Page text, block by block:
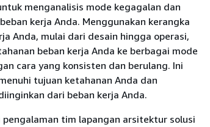
menganalisis mode kegagalan dan
kerja Anda. Menggunakan kerangka
Anda, mulai dari desain hingga operasi,
beban kerja Anda ke berbagai mode
cara yang konsisten dan berulang. Ini
tujuan ketahanan Anda dan
dari beban kerja Anda.
tim lapangan arsitektur solusi